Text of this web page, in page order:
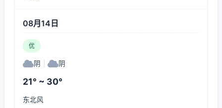
08月14日
优
阴 阴
21° ~ 30°
东北风